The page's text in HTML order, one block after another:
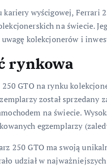
kariery wyścigowej, Ferrari
na świecie.
kolekcjonerów i
rynkowa
GTO na rynku
został sprzedany
na świecie.
egzemplarzy
250 GTO ma swoją
udział w